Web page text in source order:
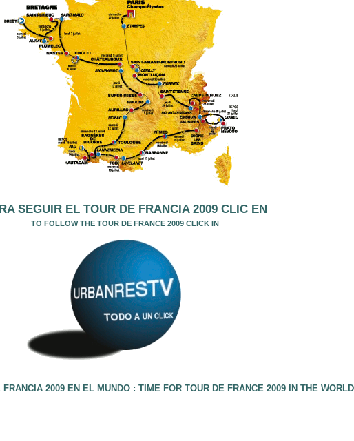
SEGUIR EL TOUR DE FRANCIA 2009 CLIC EN
TO FOLLOW THE TOUR DE FRANCE 2009 CLICK IN
FRANCIA 2009 EN EL MUNDO : TIME FOR TOUR DE FRANCE 2009 IN THE WORLD